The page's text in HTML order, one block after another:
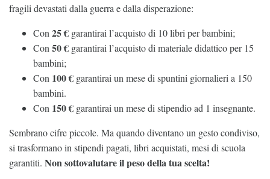
fragili devastati dalla guerra e dalla disperazione:
Con 25 € garantirai l’acquisto di 10 libri per bambini;
Con 50 € garantirai l’acquisto di materiale didattico per 15
bambini;
Con 100 € garantirai un mese di spuntini giornalieri a 150
bambini.
Con 150 € garantirai un mese di stipendio ad 1 insegnante.
Sembrano cifre piccole. Ma quando diventano un gesto condiviso,
si trasformano in stipendi pagati, libri acquistati, mesi di scuola
garantiti. Non sottovalutare il peso della tua scelta!